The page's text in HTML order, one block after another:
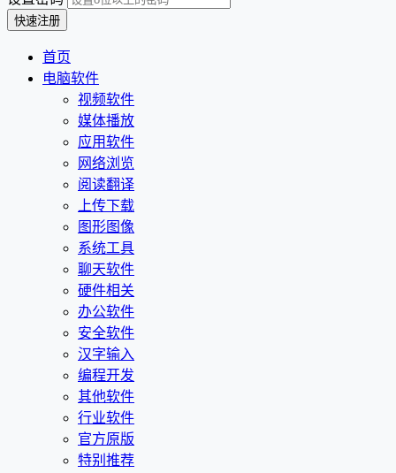
首页
电脑软件
视频软件
媒体播放
应用软件
网络浏览
阅读翻译
上传下载
图形图像
系统工具
聊天软件
硬件相关
办公软件
安全软件
汉字输入
编程开发
其他软件
行业软件
官方原版
特别推荐